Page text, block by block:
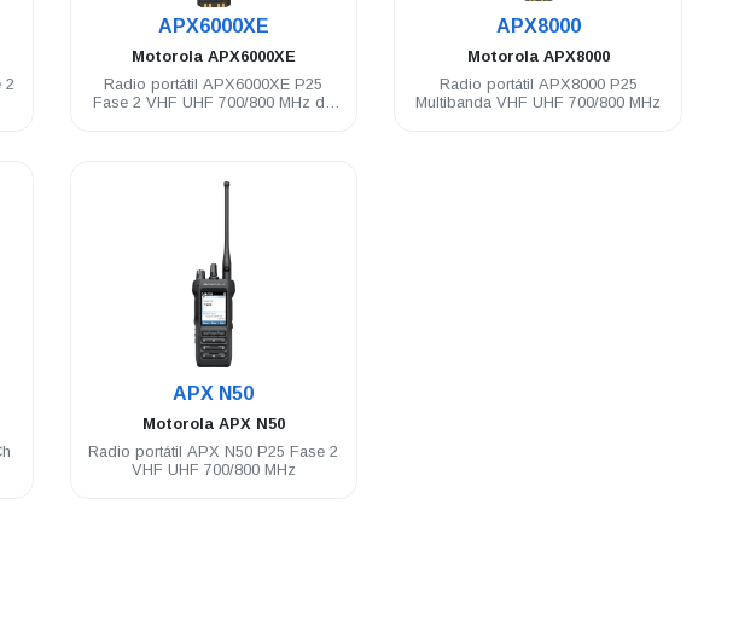
2
APX6000XE
Motorola APX6000XE
Radio portátil APX6000XE P25
Fase 2 VHF UHF 700/800 MHz de
APX8000
Motorola APX8000
Radio portátil APX8000 P25
Multibanda VHF UHF 700/800 MHz
.
APX N50
Motorola APX N50
Radio portátil APX N50 P25 Fase 2
VHF UHF 700/800 MHz